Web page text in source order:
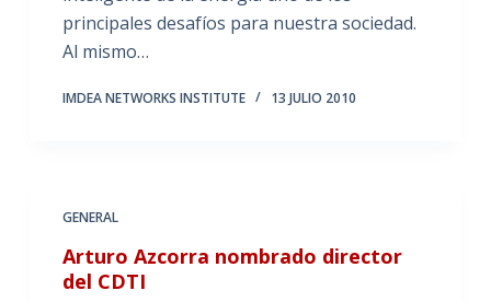
principales desafíos para nuestra sociedad.
Al mismo…
IMDEA NETWORKS INSTITUTE 13 JULIO 2010
GENERAL
Arturo Azcorra nombrado director
del CDTI